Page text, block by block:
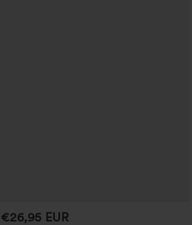
€26,95 EUR